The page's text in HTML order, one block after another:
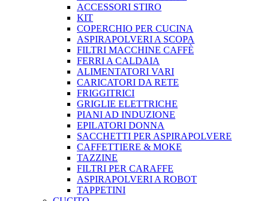
ACCESSORI STIRO
KIT
COPERCHIO PER CUCINA
ASPIRAPOLVERI A SCOPA
FILTRI MACCHINE CAFFÈ
FERRI A CALDAIA
ALIMENTATORI VARI
CARICATORI DA RETE
FRIGGITRICI
GRIGLIE ELETTRICHE
PIANI AD INDUZIONE
EPILATORI DONNA
SACCHETTI PER ASPIRAPOLVERE
CAFFETTIERE & MOKE
TAZZINE
FILTRI PER CARAFFE
ASPIRAPOLVERI A ROBOT
TAPPETINI